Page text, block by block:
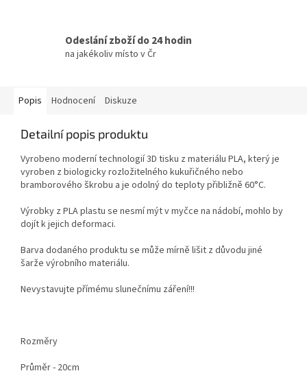
Odeslání zboží do 24 hodin
na jakékoliv místo v Čr
Popis Hodnocení Diskuze
Detailní popis produktu
Vyrobeno moderní technologií 3D tisku z materiálu PLA, který je
vyroben z biologicky rozložitelného kukuřičného nebo
bramborového škrobu a je odolný do teploty přibližně 60°C.
Výrobky z PLA plastu se nesmí mýt v myčce na nádobí, mohlo by
dojít k jejich deformaci.
Barva dodaného produktu se může mírně lišit z důvodu jiné
šarže výrobního materiálu.
Nevystavujte přímému slunečnímu záření!!!
Rozměry
Průměr - 20cm